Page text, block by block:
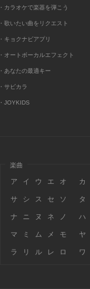
・カラオケで楽器を弾こう
・歌いたい曲をリクエスト
・キョクナビアプリ
・オートボーカルエフェクト
・あなたの最適キー
・サビカラ
・JOYKIDS
楽曲
ア イ ウ エ オ カ
サ シ ス セ ソ タ
ナ ニ ヌ ネ ノ ハ
マ ミ ム メ モ ヤ
ラ リ ル レ ロ ワ